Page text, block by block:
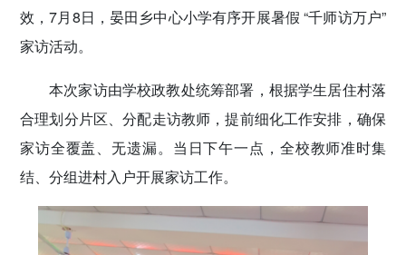
效，7月8日，晏田乡中心小学有序开展暑假 “千师访万户”
家访活动。
本次家访由学校政教处统筹部署，根据学生居住村落
合理划分片区、分配走访教师，提前细化工作安排，确保
家访全覆盖、无遗漏。当日下午一点，全校教师准时集
结、分组进村入户开展家访工作。